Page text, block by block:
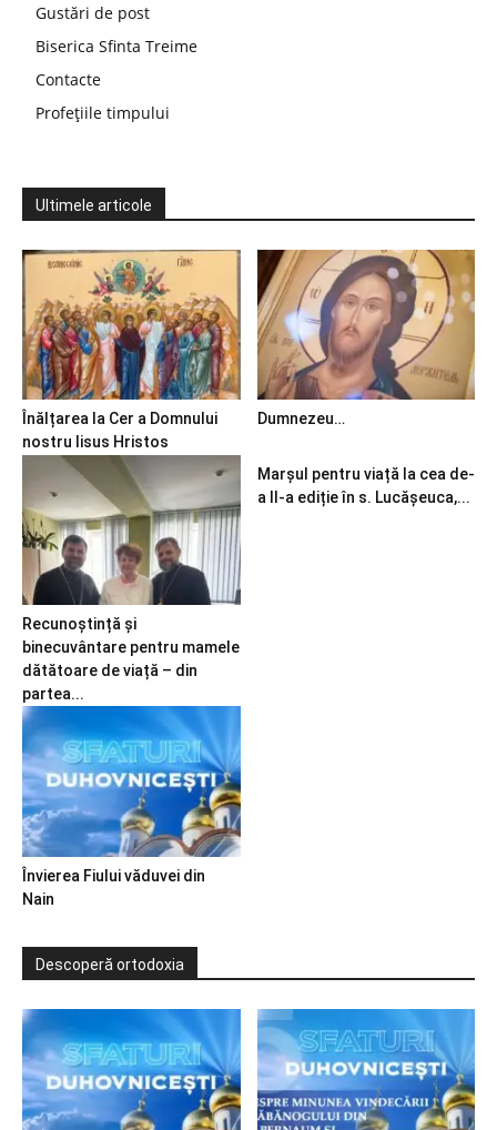
Gustări de post
Biserica Sfinta Treime
Contacte
Profețiile timpului
Ultimele articole
Înălțarea la Cer a Domnului
nostru Iisus Hristos
Dumnezeu…
Recunoștință și
binecuvântare pentru mamele
dătătoare de viață – din
partea...
Marșul pentru viață la cea de-
a II-a ediție în s. Lucășeuca,...
Învierea Fiului văduvei din
Nain
Descoperă ortodoxia